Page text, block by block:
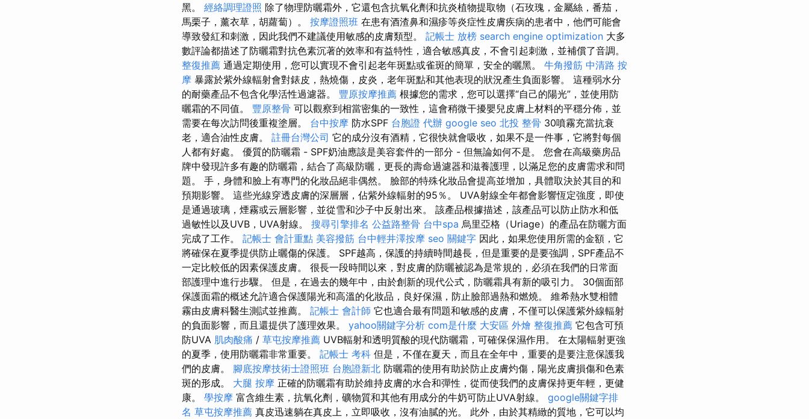
黑。 經絡調理證照 除了物理防曬霜外，它還包含抗氧化劑和抗炎植物提取物（石玫瑰，金屬絲，番茄，
馬栗子，薰衣草，胡蘿蔔）。 按摩證照班 在患有酒渣鼻和濕疹等炎症性皮膚疾病的患者中，他們可能會
導致發紅和刺激，因此我們不建議使用敏感的皮膚類型。 記帳士 放榜 search engine optimization 大多
數評論都描述了防曬霜對抗色素沉著的效率和有益特性，適合敏感真皮，不會引起刺激，並補償了音調。
整復推薦 通過定期使用，您可以實現不會引起老年斑點或雀斑的簡單，安全的曬黑。 牛角撥筋 中清路 按
摩 暴露於紫外線輻射會對錶皮，熱燒傷，皮炎，老年斑點和其他表現的狀況產生負面影響。 這種弱水分
的耐藥產品不包含化學活性過濾器。 豐原按摩推薦 根據您的需求，您可以選擇“自己的陽光”，並使用防
曬霜的不同值。 豐原整骨 可以觀察到相當密集的一致性，這會稍微干擾嬰兒皮膚上材料的平穩分佈，並
需要在每次訪問後重複塗層。 台中按摩 防水SPF 台胞證 代辦 google seo 北投 整骨 30噴霧充當抗衰
老，適合油性皮膚。 註冊台灣公司 它的成分沒有酒精，它很快就會吸收，如果不是一件事，它將對每個
人都有好處。 優質的防曬霜 - SPF奶油應該是美容套件的一部分 - 但無論如何不是。 您會在高級藥房品
牌中發現許多有趣的防曬霜，結合了高級防曬，更長的壽命過濾器和滋養護理，以滿足您的皮膚需求和問
題。 手，身體和臉上有專門的化妝品絕非偶然。 臉部的特殊化妝品會提高並增加，具體取決於其目的和
預期影響。 這些光線穿透皮膚的深層層，佔紫外線輻射的95％。 UVA射線全年都會影響恆定強度，即使
是通過玻璃，煙霧或云層影響，並從雪和沙子中反射出來。 該產品根據描述，該產品可以防止防水和低
過敏性以及UVB，UVA射線。 搜尋引擎排名 公益路整骨 台中spa 烏里亞格（Uriage）的產品在防曬方面
完成了工作。 記帳士 會計重點 美容撥筋 台中輕井澤按摩 seo 關鍵字 因此，如果您使用所需的金額，它
將確保在夏季提供防止曬傷的保護。 SPF越高，保護的持續時間越長，但是重要的是要強調，SPF產品不
一定比較低的因素保護皮膚。 很長一段時間以來，對皮膚的防曬被認為是常規的，必須在我們的日常面
部護理中進行步驟。 但是，在過去的幾年中，由於創新的現代公式，防曬霜具有新的吸引力。 30個面部
保護面霜的概述允許適合保護陽光和高溫的化妝品，良好保濕，防止臉部過熱和燃燒。 維希熱水雙相體
霧由皮膚科醫生測試並推薦。 記帳士 會計師 它也適合最有問題和敏感的皮膚，不僅可以保護紫外線輻射
的負面影響，而且還提供了護理效果。 yahoo關鍵字分析 com是什麼 大安區 外燴 整復推薦 它包含可預
防UVA 肌肉酸痛 / 草屯按摩推薦 UVB輻射和透明質酸的現代防曬霜，可確保保濕作用。 在太陽輻射更強
的夏季，使用防曬霜非常重要。 記帳士 考科 但是，不僅在夏天，而且在全年中，重要的是要注意保護我
們的皮膚。 腳底按摩技術士證照班 台胞證新北 防曬霜的使用有助於防止皮膚灼傷，陽光皮膚損傷和色素
斑的形成。 大腿 按摩 正確的防曬霜有助於維持皮膚的水合和彈性，從而使我們的皮膚保持更年輕，更健
康。 學按摩 富含維生素，抗氧化劑，礦物質和其他有用成分的牛奶可防止UVA射線。 google關鍵字排
名 草屯按摩推薦 真皮迅速躺在真皮上，立即吸收，沒有油膩的光。 此外，由於其精緻的質地，它可以均